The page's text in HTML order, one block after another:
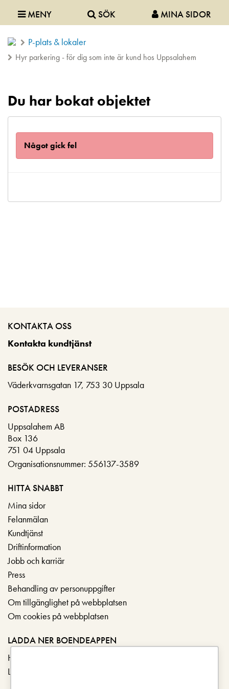
MENY SÖK MINA SIDOR
P-plats & lokaler
Hyr parkering - för dig som inte är kund hos Uppsalahem
Du har bokat objektet
Något gick fel
KONTAKTA OSS
Kontakta kundtjänst
BESÖK OCH LEVERANSER
Väderkvarnsgatan 17, 753 30 Uppsala
POSTADRESS
Uppsalahem AB
Box 136
751 04 Uppsala
Organisationsnummer: 556137-3589
HITTA SNABBT
Mina sidor
Felanmälan
Kundtjänst
Driftinformation
Jobb och karriär
Press
Behandling av personuppgifter
Om tillgänglighet på webbplatsen
Om cookies på webbplatsen
LADDA NER BOENDEAPPEN
Hämta i App Store
Ladda ner på Google Play